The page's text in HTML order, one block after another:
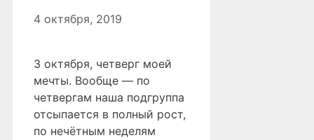
4 октября, 2019
3 октября, четверг моей
мечты. Вообще — по
четвергам наша подгруппа
отсыпается в полный рост,
по нечётным неделям